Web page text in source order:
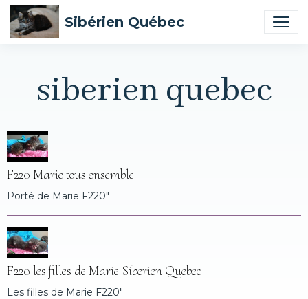
Sibérien Québec
siberien quebec
F220 Marie tous ensemble
Porté de Marie F220"
F220 les filles de Marie Siberien Quebec
Les filles de Marie F220"